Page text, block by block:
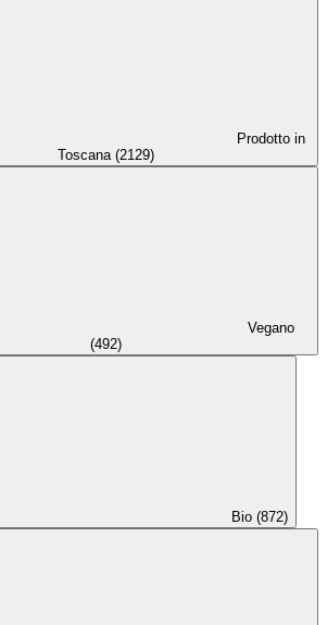
Prodotto in
Toscana (2129)
Vegano
(492)
Bio (872)